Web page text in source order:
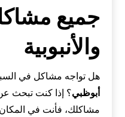
جميع
والأنبوبية
هل تواجه مشاكل في
أبوظبي؟ إذا كنت تبحث
مشاكلك، فأنت في